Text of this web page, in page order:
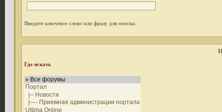
Введите ключевое слово или фразу для поиска.
Где искать